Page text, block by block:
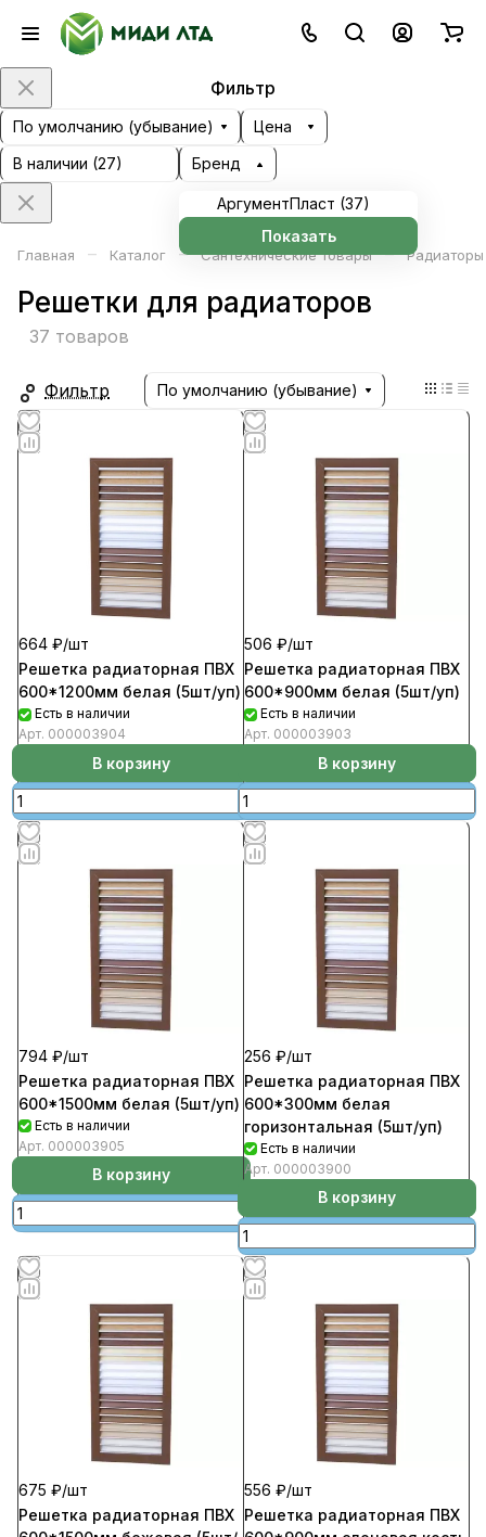
Фильтр
По умолчанию (убывание)
Цена
В наличии (27) Бренд
АргументПласт (37)
Показать
Главная – Каталог – Сантехнические товары –
Решетки для радиаторов
37 товаров
Фильтр По умолчанию (убывание)
664 ₽/шт
Решетка радиаторная ПВХ
600*1200мм белая (5шт/уп)
Есть в наличии
Арт. 000003904
В корзину
506 ₽/шт
Решетка радиаторная ПВХ
600*900мм белая (5шт/уп)
Есть в наличии
Арт. 000003903
В корзину
794 ₽/шт
Решетка радиаторная ПВХ
600*1500мм белая (5шт/уп)
Есть в наличии
Арт. 000003905
В корзину
256 ₽/шт
Решетка радиаторная ПВХ
600*300мм белая
горизонтальная (5шт/уп)
Есть в наличии
Арт. 000003900
В корзину
675 ₽/шт
Решетка радиаторная ПВХ
556 ₽/шт
Решетка радиаторная ПВХ